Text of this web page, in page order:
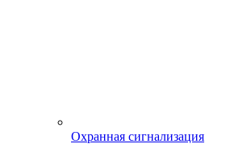
Охранная сигнализация